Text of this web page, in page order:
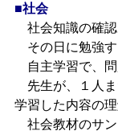
■社会
社会知識の確認
その日に勉強す
自主学習で、問
先生が、１人ま
学習した内容の
社会教材のサ